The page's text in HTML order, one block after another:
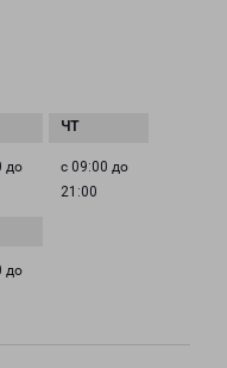
до
с 09:00 до
21:00
до